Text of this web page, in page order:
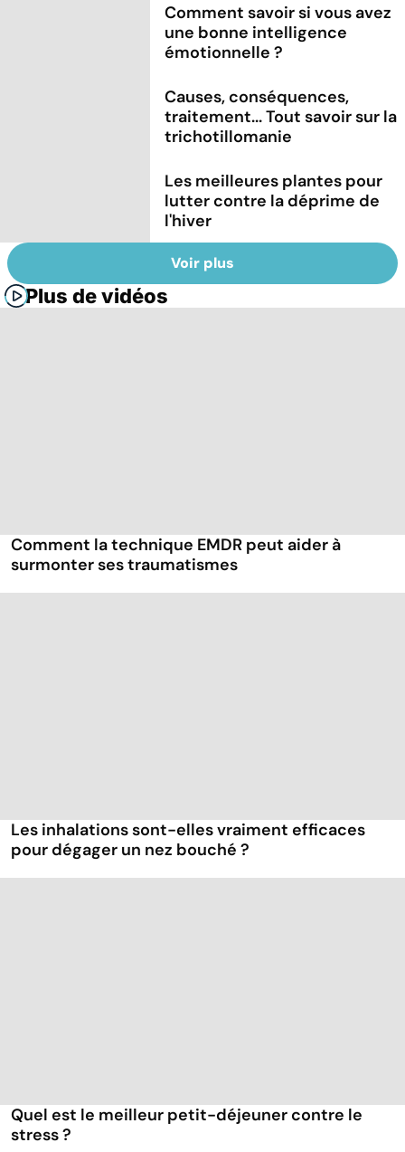
Comment savoir si vous avez
une bonne intelligence
émotionnelle ?
Causes, conséquences,
traitement... Tout savoir sur la
trichotillomanie
Les meilleures plantes pour
lutter contre la déprime de
l'hiver
Voir plus
Plus de vidéos
Comment la technique EMDR peut aider à
surmonter ses traumatismes
Les inhalations sont-elles vraiment efficaces
pour dégager un nez bouché ?
Quel est le meilleur petit-déjeuner contre le
stress ?